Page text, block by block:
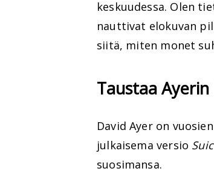
keskuudessa. Olen
nauttivat elokuvan
siitä, miten monet
Taustaa
David Ayer on
julkaisema versio
suosimansa.